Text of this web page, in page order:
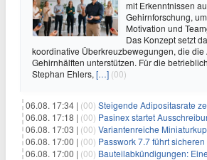
mit Erkenntnissen
Gehirnforschung,
Motivation und
Das Konzept setzt
koordinative Überkreuzbewegungen, die
Gehirnhälften unterstützen. Für die
Stephan Ehlers, […] (00)
06.08. 17:34 | (00) Steigende Adipositasrate zeigt strukturellen
06.08. 17:18 | (00) Pasinex startet Ausschreibung für hochgradiges Zinksulfidkonzentrat mit
06.08. 17:03 | (00) Variantenreiche
06.08. 17:00 | (00) Passwork 7.7 führt sicheren Offline-Modus
06.08. 17:00 | (00) Bauteilabkündigungen: Eine wachsende